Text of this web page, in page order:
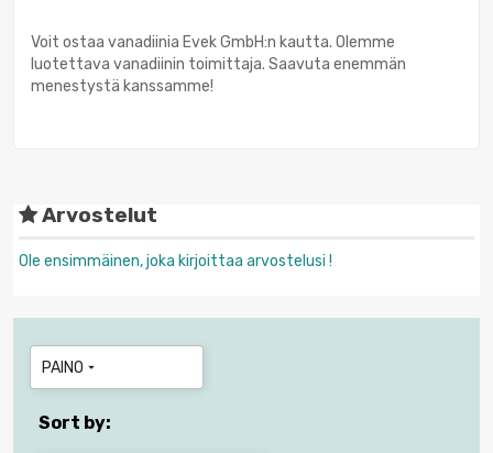
Voit ostaa vanadiinia Evek GmbH:n kautta. Olemme
luotettava vanadiinin toimittaja. Saavuta enemmän
menestystä kanssamme!
Arvostelut
Ole ensimmäinen, joka kirjoittaa arvostelusi !
PAINO 
Sort by: